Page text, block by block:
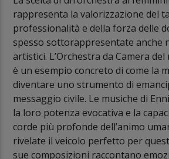
rappresenta la valorizzazione del
professionalità e della forza delle
spesso sottorappresentate anche
artistici. L’Orchestra da Camera
è un esempio concreto di come la
diventare uno strumento di
messaggio civile. Le musiche di
la loro potenza evocativa e la
corde più profonde dell’animo
rivelate il veicolo perfetto per
sue composizioni raccontano